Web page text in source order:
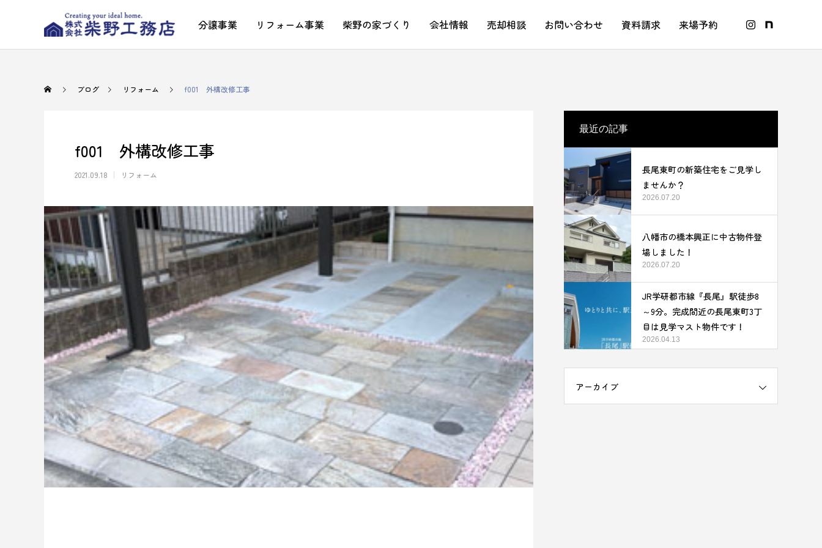
分譲事業 リフォーム事業 柴野の家づくり 会社情報 売却相談 お問い合わせ 資料請求 来場予約
ブログ リフォーム f001 外構改修工事
f001 外構改修工事
2021.09.18 リフォーム
最近の記事
長尾東町の新築住宅をご見学し
ませんか？
2026.07.20
八幡市の橋本興正に中古物件登
場しました！
2026.07.20
JR学研都市線『長尾』駅徒歩8
～9分。完成間近の長尾東町3丁
目は見学マスト物件です！
2026.04.13
アーカイブ